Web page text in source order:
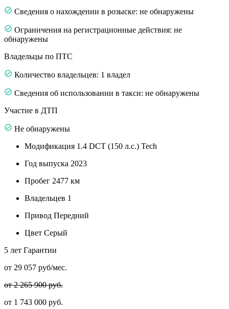
Сведения о нахождении в розыске: не обнаружены
Ограничения на регистрационные действия: не
обнаружены
Владельцы по ПТС
Количество владельцев: 1 владел
Сведения об использовании в такси: не обнаружены
Участие в ДТП
Не обнаружены
Модификация 1.4 DCT (150 л.с.) Tech
Год выпуска 2023
Пробег 2477 км
Владельцев 1
Привод Передний
Цвет Серый
5 лет Гарантии
от 29 057 руб/мес.
от 2 265 900 руб.
от 1 743 000 руб.